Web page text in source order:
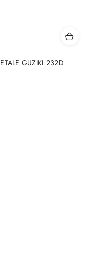
GUZIKI 232D